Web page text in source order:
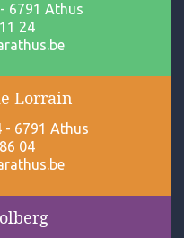
6791 Athus
24
Lorrain
- 6791 Athus
04